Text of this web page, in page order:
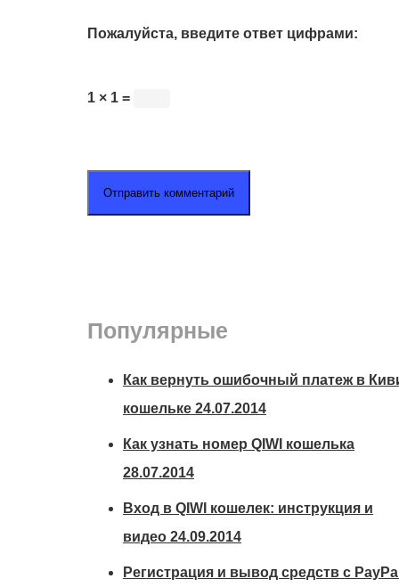
Пожалуйста, введите ответ цифрами:
1 × 1 =
Популярные
Как вернуть ошибочный платеж в
кошельке 24.07.2014
Как узнать номер QIWI кошелька
28.07.2014
Вход в QIWI кошелек: инструкция и
видео 24.09.2014
Регистрация и вывод средств с PayPal